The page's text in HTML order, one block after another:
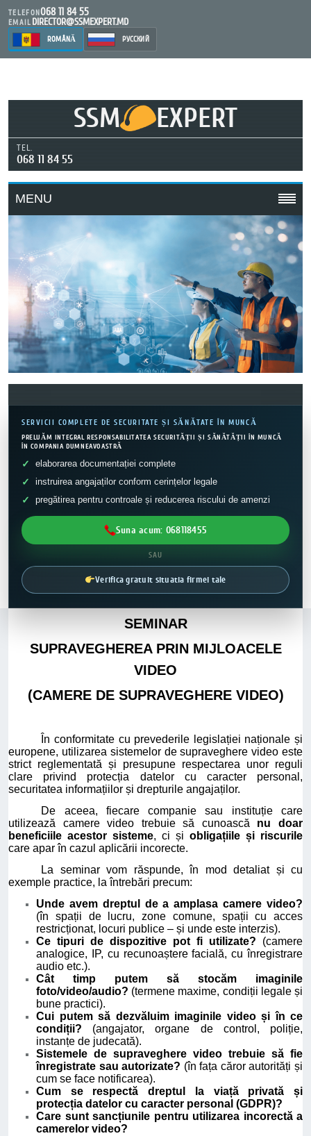
TELEFON068 11 84 55
EMAIL DIRECTOR@SSMEXPERT.MD
ROMÂNĂ РУССКИЙ
SSM EXPERT
TEL.
068 11 84 55
MENU
SERVICII COMPLETE DE SECURITATE ȘI SĂNĂTATE ÎN MUNCĂ
PRELUĂM INTEGRAL RESPONSABILITATEA SECURITĂȚII ȘI SĂNĂTĂȚII ÎN MUNCĂ
ÎN COMPANIA DUMNEAVOASTRĂ
elaborarea documentației complete
instruirea angajaților conform cerințelor legale
pregătirea pentru controale și reducerea riscului de amenzi
Suna acum: 068118455
SAU
Verifica gratuit situatia firmei tale
SEMINAR
SUPRAVEGHEREA PRIN MIJLOACELE
VIDEO
(CAMERE DE SUPRAVEGHERE VIDEO)
În conformitate cu prevederile legislației naționale și
europene, utilizarea sistemelor de supraveghere video este
strict reglementată și presupune respectarea unor reguli
clare privind protecția datelor cu caracter personal,
securitatea informațiilor și drepturile angajaților.
De aceea, fiecare companie sau instituție care
utilizează camere video trebuie să cunoască nu doar
beneficiile acestor sisteme, ci și obligațiile și riscurile
care apar în cazul aplicării incorecte.
La seminar vom răspunde, în mod detaliat și cu
exemple practice, la întrebări precum:
Unde avem dreptul de a amplasa camere video?
(în spații de lucru, zone comune, spații cu acces
restricționat, locuri publice – și unde este interzis).
Ce tipuri de dispozitive pot fi utilizate? (camere
analogice, IP, cu recunoaștere facială, cu înregistrare
audio etc.).
Cât timp putem să stocăm imaginile
foto/video/audio? (termene maxime, condiții legale și
bune practici).
Cui putem să dezvăluim imaginile video și în ce
condiții? (angajator, organe de control, poliție,
instanțe de judecată).
Sistemele de supraveghere video trebuie să fie
înregistrate sau autorizate? (în fața căror autorități și
cum se face notificarea).
Cum se respectă dreptul la viață privată și
protecția datelor cu caracter personal (GDPR)?
Care sunt sancțiunile pentru utilizarea incorectă a
camerelor video?